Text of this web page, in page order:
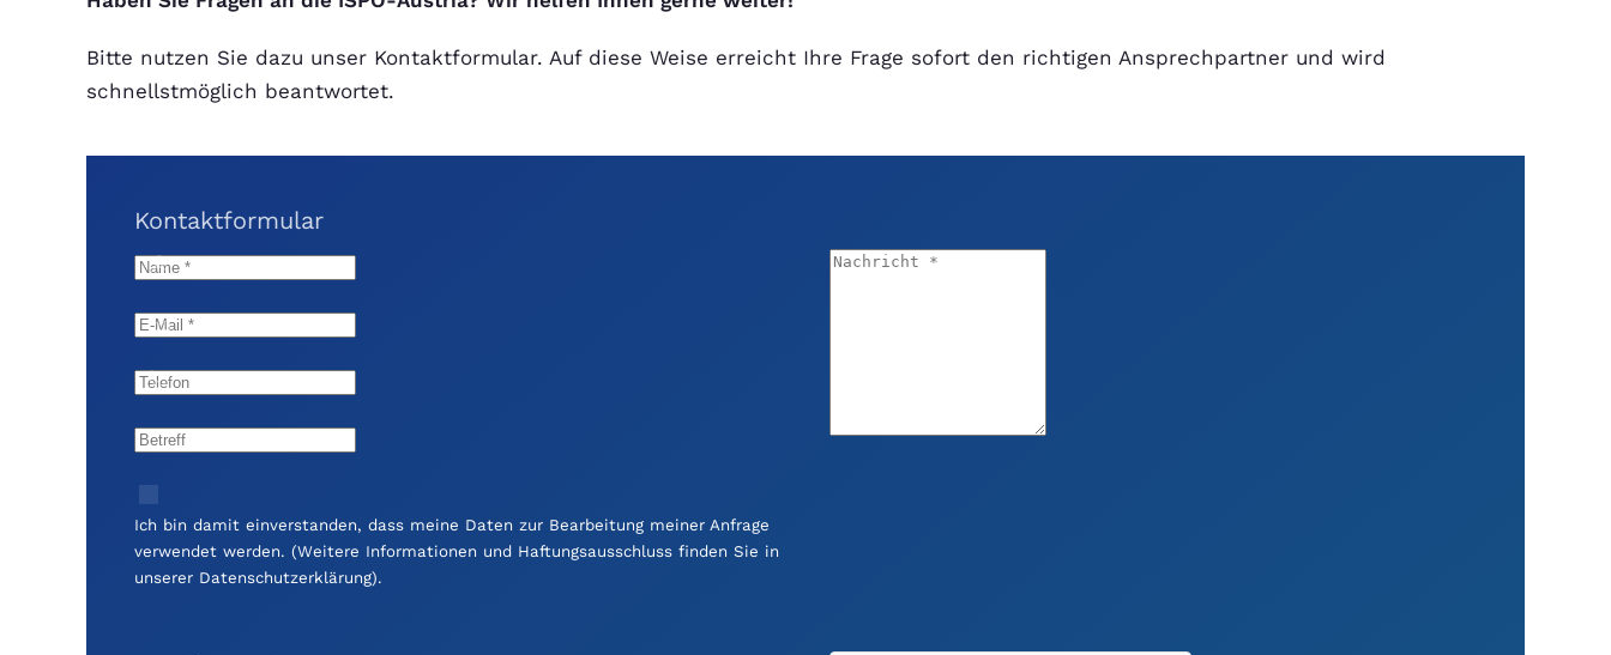
Bitte nutzen Sie dazu unser Kontaktformular. Auf diese Weise erreicht Ihre Frage sofort den richtigen Ansprechpartner und wird
schnellstmöglich beantwortet.
Kontaktformular
Ich bin damit einverstanden, dass meine Daten zur Bearbeitung meiner Anfrage
verwendet werden. (Weitere Informationen und Haftungsausschluss finden Sie in
unserer Datenschutzerklärung).